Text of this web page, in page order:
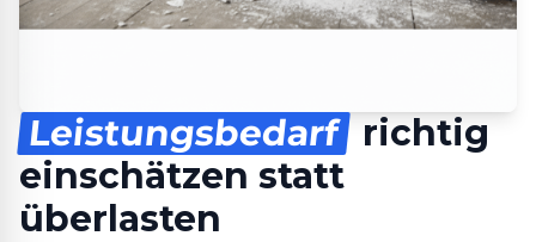
Leistungsbedarf richtig
einschätzen statt
überlasten